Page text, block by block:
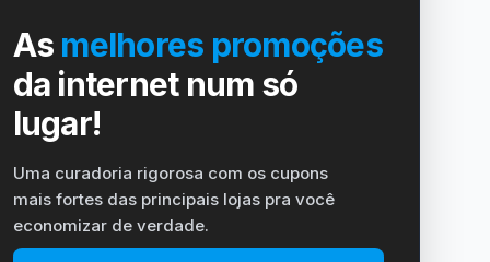
As melhores promoções
da internet num só
lugar!
Uma curadoria rigorosa com os cupons
mais fortes das principais lojas pra você
economizar de verdade.